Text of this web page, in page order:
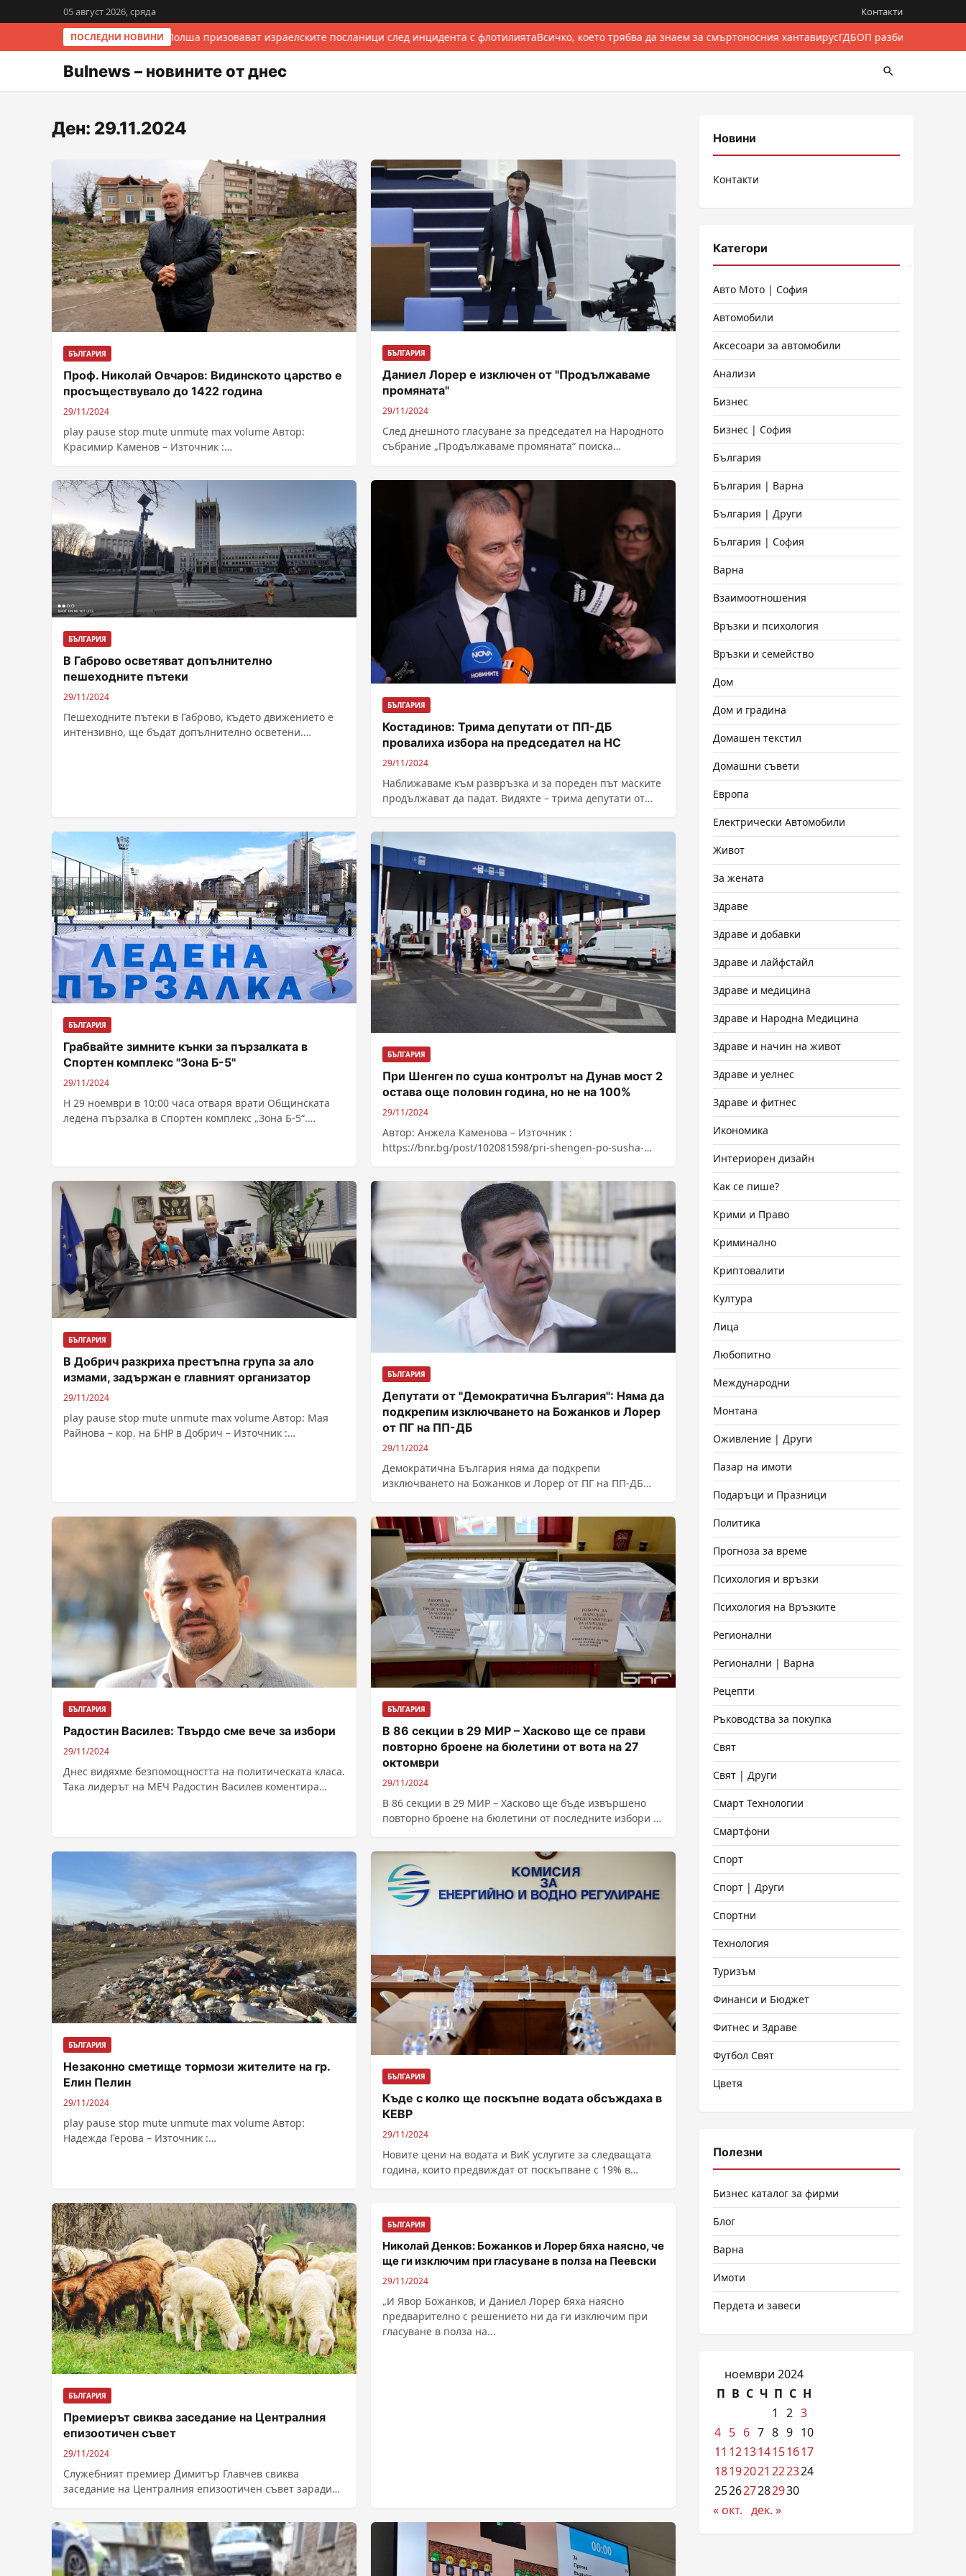
05 август 2026, сряда Контакти
ПОСЛЕДНИ НОВИНИ
Италия и Полша призовават израелските посланици след инцидента с флотилиятаВсичко, което трябва да знаем за смъртоносния хантавирусГДБОП разби
Bulnews – новините от днес
Ден: 29.11.2024
БЪЛГАРИЯ
Проф. Николай Овчаров: Видинското царство е
просъществувало до 1422 година
29/11/2024
play pause stop mute unmute max volume Автор:
Красимир Каменов – Източник :
prosashtestvuvalo-do-1422-godina
БЪЛГАРИЯ
Даниел Лорер е изключен от "Продължаваме
промяната"
29/11/2024
След днешното гласуване за председател на Народното
събрание „Продължаваме промяната“ поиска
БЪЛГАРИЯ
В Габрово осветяват допълнително
пешеходните пътеки
29/11/2024
Пешеходните пътеки в Габрово, където движението е
интензивно, ще бъдат допълнително осветени.
БЪЛГАРИЯ
Костадинов: Трима депутати от ПП-ДБ
провалиха избора на председател на НС
29/11/2024
Наближаваме към развръзка и за пореден път маските
продължават да падат. Видяхте – трима депутати от
БЪЛГАРИЯ
Грабвайте зимните кънки за пързалката в
Спортен комплекс "Зона Б-5"
29/11/2024
Н 29 ноември в 10:00 часа отваря врати Общинската
ледена пързалка в Спортен комплекс „Зона Б-5“.
БЪЛГАРИЯ
При Шенген по суша контролът на Дунав мост 2
остава още половин година, но не на 100%
29/11/2024
Автор: Анжела Каменова – Източник :
https://bnr.bg/post/102081598/pri-shengen-po-susha-
nama-da-e-na-100
БЪЛГАРИЯ
В Добрич разкриха престъпна група за ало
измами, задържан е главният организатор
29/11/2024
play pause stop mute unmute max volume Автор: Мая
Райнова – кор. на БНР в Добрич – Източник :
БЪЛГАРИЯ
Депутати от "Демократична България": Няма да
подкрепим изключването на Божанков и Лорер
от ПГ на ПП-ДБ
29/11/2024
Демократична България няма да подкрепи
изключването на Божанков и Лорер от ПГ на ПП-ДБ
БЪЛГАРИЯ
Радостин Василев: Твърдо сме вече за избори
29/11/2024
Днес видяхме безпомощността на политическата класа.
Така лидерът на МЕЧ Радостин Василев коментира
БЪЛГАРИЯ
В 86 секции в 29 МИР – Хасково ще се прави
повторно броене на бюлетини от вота на 27
октомври
29/11/2024
В 86 секции в 29 МИР – Хасково ще бъде извършено
повторно броене на бюлетини от последните избори за
БЪЛГАРИЯ
Незаконно сметище тормози жителите на гр.
Елин Пелин
29/11/2024
play pause stop mute unmute max volume Автор:
Надежда Герова – Източник :
БЪЛГАРИЯ
Къде с колко ще поскъпне водата обсъждаха в
КЕВР
29/11/2024
Новите цени на водата и ВиК услугите за следващата
година, които предвиждат от поскъпване с 19% в
БЪЛГАРИЯ
Премиерът свиква заседание на Централния
епизоотичен съвет
29/11/2024
Служебният премиер Димитър Главчев свиква
заседание на Централния епизоотичен съвет заради
болести по...
БЪЛГАРИЯ
Николай Денков: Божанков и Лорер бяха наясно, че
ще ги изключим при гласуване в полза на Пеевски
29/11/2024
„И Явор Божанков, и Даниел Лорер бяха наясно
предварително с решението ни да ги изключим при
гласуване в полза на...
Новини
Контакти
Категори
Авто Мото | София
Автомобили
Аксесоари за автомобили
Анализи
Бизнес
Бизнес | София
България
България | Варна
България | Други
България | София
Варна
Взаимоотношения
Връзки и психология
Връзки и семейство
Дом
Дом и градина
Домашен текстил
Домашни съвети
Европа
Електрически Автомобили
Живот
За жената
Здраве
Здраве и добавки
Здраве и лайфстайл
Здраве и медицина
Здраве и Народна Медицина
Здраве и начин на живот
Здраве и уелнес
Здраве и фитнес
Икономика
Интериорен дизайн
Как се пише?
Крими и Право
Криминално
Криптовалити
Култура
Лица
Любопитно
Международни
Монтана
Оживление | Други
Пазар на имоти
Подаръци и Празници
Политика
Прогноза за време
Психология и връзки
Психология на Връзките
Регионални
Регионални | Варна
Рецепти
Ръководства за покупка
Свят
Свят | Други
Смарт Технологии
Смартфони
Спорт
Спорт | Други
Спортни
Технология
Туризъм
Финанси и Бюджет
Фитнес и Здраве
Футбол Свят
Цветя
Полезни
Бизнес каталог за фирми
Блог
Варна
Имоти
Пердета и завеси
ноември 2024
П В С Ч П С Н
1
2 3
4 5 6 7 8 9 10
11 121314151617
18192021 222324
252627282930
« окт. дек. »